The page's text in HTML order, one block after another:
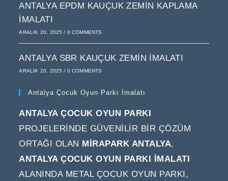
ANTALYA EPDM KAUÇUK ZEMIN KAPLAMA
İMALATI
ARALIK 20, 2025 / 0 COMMENTS
ANTALYA SBR KAUÇUK ZEMIN İMALATI
ARALIK 20, 2025 / 0 COMMENTS
Antalya Çocuk Oyun Parkı İmalatı
ANTALYA ÇOCUK OYUN PARKI
PROJELERINDE GÜVENILIR BIR ÇÖZÜM
ORTAĞI OLAN MIRAPARK ANTALYA,
ANTALYA ÇOCUK OYUN PARKI IMALATI
ALANINDA METAL ÇOCUK OYUN PARKI,